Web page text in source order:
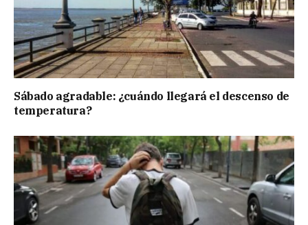
Sábado agradable: ¿cuándo llegará el descenso de
temperatura?